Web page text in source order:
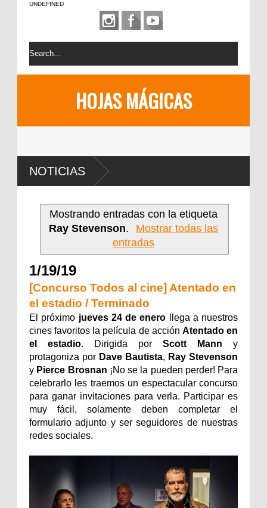
UNDEFINED
HOJAS MÁGICAS
NOTICIAS
Mostrando entradas con la etiqueta
Ray Stevenson.
Mostrar todas las
entradas
1/19/19
[Concurso Todos al cine] Atentado en
el estadio / Terminado
El próximo jueves 24 de enero
llega a nuestros
cines favoritos la película de acción Atentado en
el estadio. Dirigida por Scott Mann y
protagoniza por Dave Bautista, Ray Stevenson
y Pierce Brosnan ¡No se la pueden perder! Para
celebrarlo les traemos un espectacular concurso
para ganar invitaciones para verla. Participar es
muy fácil, solamente deben completar el
formulario adjunto y ser seguidores de nuestras
redes sociales.